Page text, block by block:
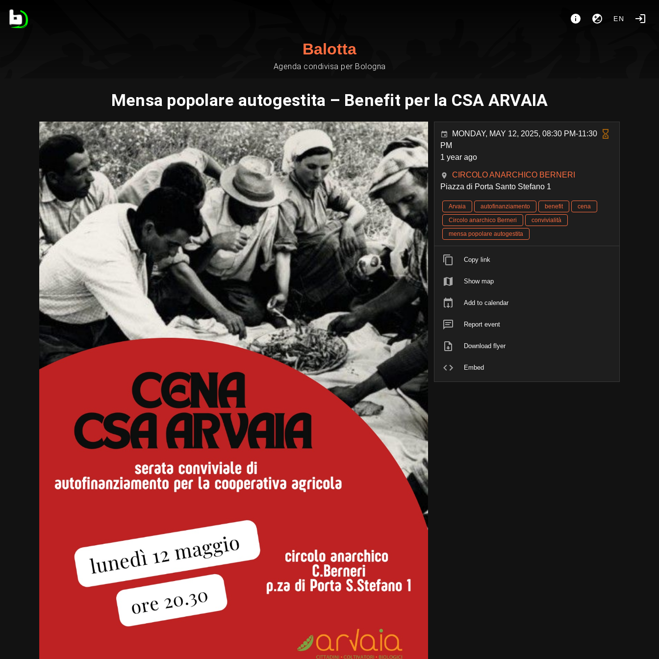
EN
Balotta
Agenda condivisa per Bologna
Mensa popolare autogestita – Benefit per la CSA ARVAIA
MONDAY, MAY 12, 2025, 08:30 PM-11:30
PM
1 year ago
CIRCOLO ANARCHICO BERNERI
Piazza di Porta Santo Stefano 1
Arvaia autofinanziamento benefit
cena
Circolo anarchico Berneri
convivialità
mensa popolare autogestita
Copy link
Show map
Add to calendar
Report event
Download flyer
Embed